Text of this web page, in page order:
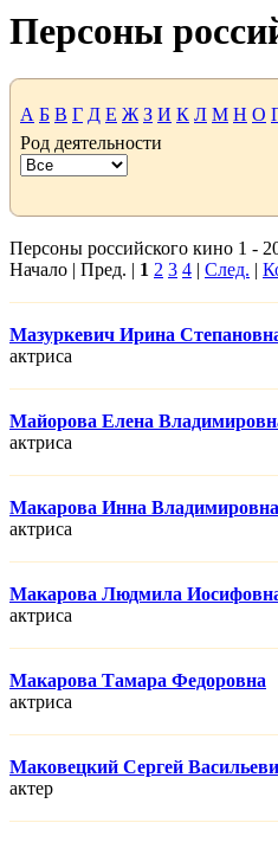
Персоны
А Б В Г Д Е Ж З И К Л М Н О
Род деятельности
Персоны российского кино 1 -
Начало | Пред. | 1 2 3 4 | След. |
Мазуркевич Ирина
актриса
Майорова Елена
актриса
Макарова Инна Владимировна
актриса
Макарова Людмила
актриса
Макарова Тамара Федоровна
актриса
Маковецкий Сергей
актер